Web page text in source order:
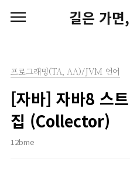
길은 가
프로그래밍(TA, AA)/JVM 언어
[자바] 자바8 스
집 (Collector)
12bme